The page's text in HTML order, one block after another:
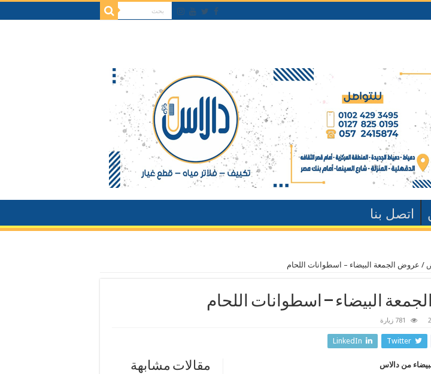
اتصل بنا
/ عروض الجمعة البيضاء – اسطوانات اللحام
البيضاء – اسطوانات اللحام
781 زيارة
Twitter
LinkedIn
مقالات مشابهة من دالاس